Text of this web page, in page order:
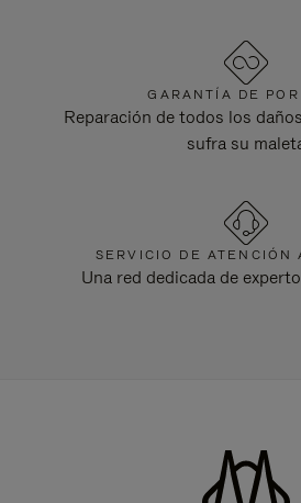
GARANTÍA DE
Reparación de todos los
sufra su
SERVICIO DE ATENCIÓN
Una red dedicada de